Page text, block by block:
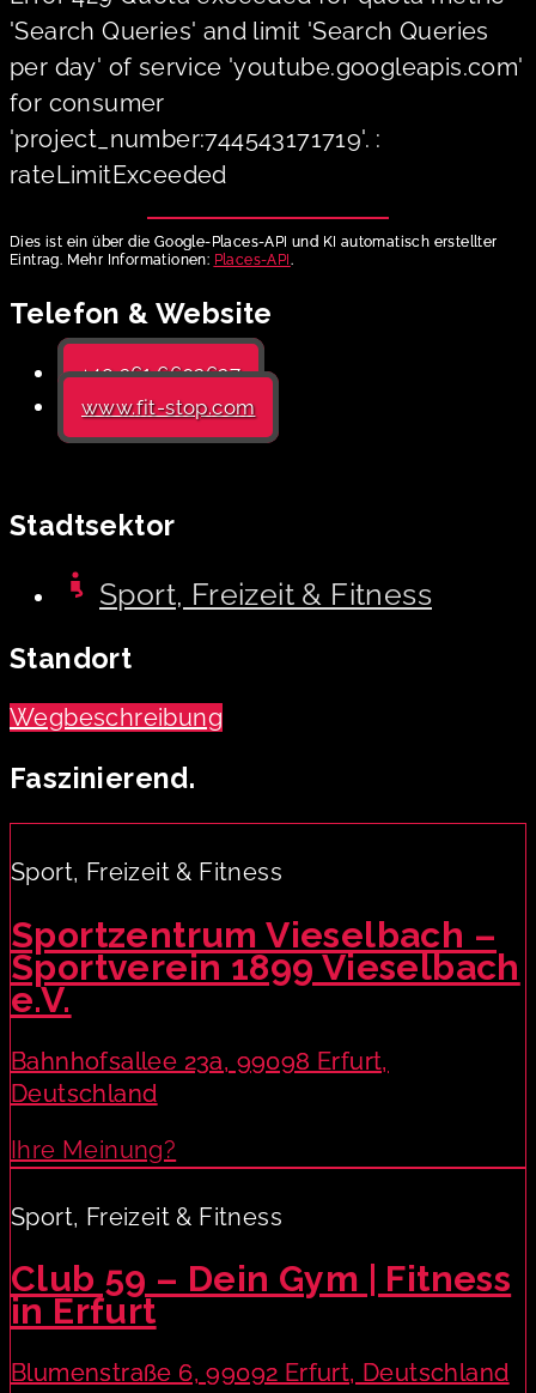
'Search Queries' and limit 'Search Queries
per day' of service 'youtube.googleapis.com'
for consumer
'project_number:744543171719'. :
rateLimitExceeded
Dies ist ein über die Google-Places-API und KI automatisch erstellter
Eintrag. Mehr Informationen: Places-API .
Telefon & Website
+49 361 6602627
www.fit-stop.com
Stadtsektor
Sport, Freizeit & Fitness
Standort
Wegbeschreibung
Faszinierend.
Sport, Freizeit & Fitness
Sportzentrum Vieselbach –
Sportverein 1899 Vieselbach
e.V.
Bahnhofsallee 23a, 99098 Erfurt,
Deutschland
Ihre Meinung?
Sport, Freizeit & Fitness
Club 59 – Dein Gym | Fitness
in Erfurt
Blumenstraße 6, 99092 Erfurt, Deutschland